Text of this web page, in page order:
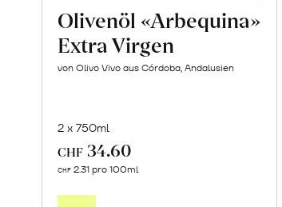
Olivenöl «Arbequina»
Extra Virgen
von Olivo Vivo aus Córdoba, Andalusien
2 x 750ml
CHF 34.60
CHF 2.31 pro 100ml